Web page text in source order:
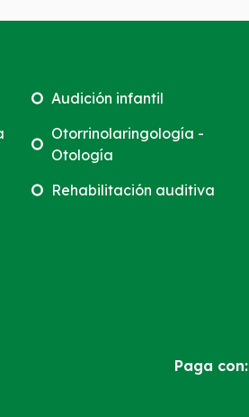
Audición infantil
Otorrinolaringología -
Otología
Rehabilitación auditiva
Paga con: